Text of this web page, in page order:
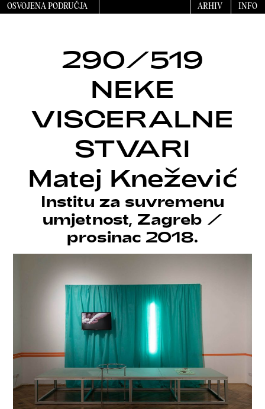
OSVOJENA PODRUČJA ARHIV INFO
290/519
NEKE
VISCERALNE
STVARI
Matej Knežević
Institu za suvremenu
umjetnost, Zagreb /
prosinac 2018.